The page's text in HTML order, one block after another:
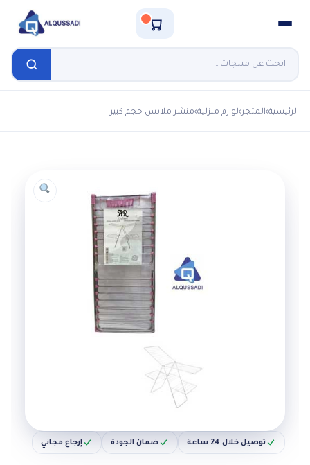
الرئيسية›المتجر›لوازم منزلية›منشر ملابس حجم كبير
توصيل خلال 24 ساعة ضمان الجودة إرجاع مجاني